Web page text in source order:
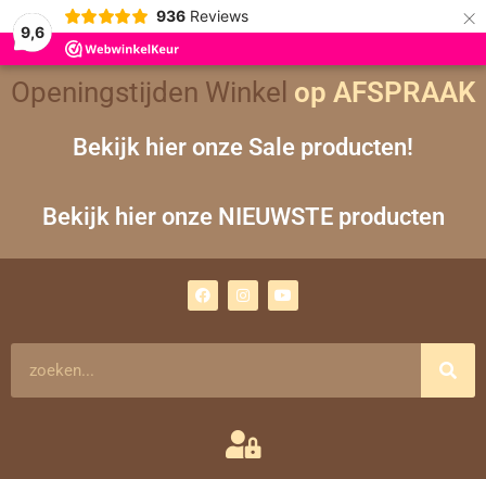
9,6
936 Reviews ×
Openingstijden Winkel op AFSPRAAK
Bekijk hier onze Sale producten!
Bekijk hier onze NIEUWSTE producten
a
c
n
s
m
o
u